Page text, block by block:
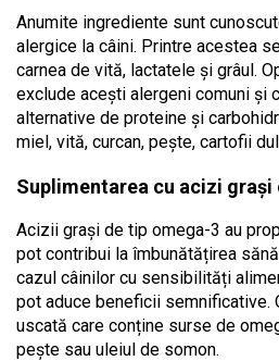
Anumite ingrediente sunt
alergice la câini. Printre acestea
carnea de vită, lactatele și grâul.
exclude acești alergeni comuni și
alternative de proteine și
miel, vită, curcan, pește, cartofii
Suplimentarea cu acizi grași
Acizii grași de tip omega-3 au
pot contribui la îmbunătățirea
cazul câinilor cu sensibilități
pot aduce beneficii semnificative.
uscată care conține surse de
pește sau uleiul de somon.